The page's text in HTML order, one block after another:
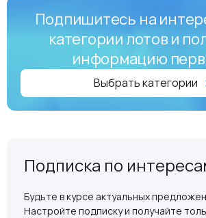
Подпишитесь на
категории лотов и
информацию
Выбрать категории
Подписка по
Будьте в курсе актуальных
Настройте подписку и получайте